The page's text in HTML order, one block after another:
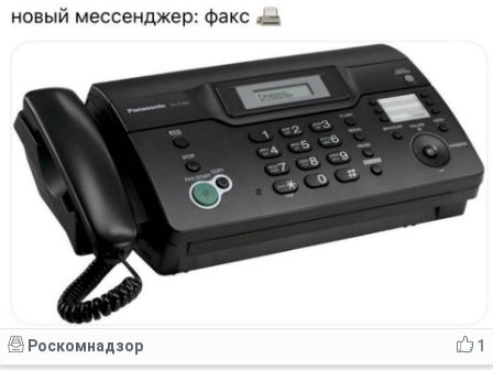
1
Роскомнадзор